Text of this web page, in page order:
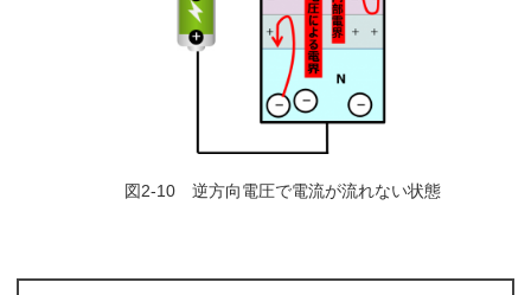
図2-10 逆方向電圧で電流が流れない状態